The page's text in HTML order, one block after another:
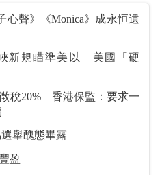
新規瞄準美以 美國「硬
稅20% 香港保監：要求一
相授受 記協選舉醜態畢露
盈